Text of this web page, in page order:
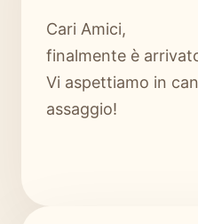
Cari Amici,
finalmente è
Vi aspettiamo in
assaggio!